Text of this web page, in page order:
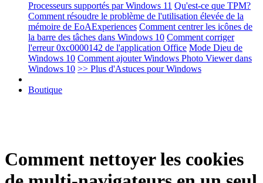
Processeurs supportés par Windows 11 Qu'est-ce que TPM?
Comment résoudre le problème de l'utilisation élevée de la
mémoire de EoAExperiences Comment centrer les icônes de
la barre des tâches dans Windows 10 Comment corriger
l'erreur 0xc0000142 de l'application Office Mode Dieu de
Windows 10 Comment ajouter Windows Photo Viewer dans
Windows 10 >> Plus d'Astuces pour Windows
Boutique
Comment nettoyer les cookies